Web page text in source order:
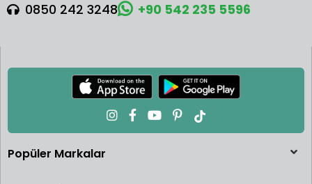
0850 242 3248 +90 542 235 5596
Popüler Markalar